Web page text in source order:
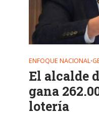
ENFOQUE NACIONAL•
El alcalde
gana
lotería